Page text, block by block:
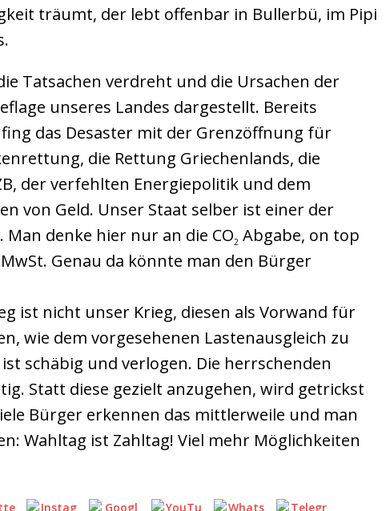
träumt, der lebt offenbar in Bullerbü, im Pipi
Tatsachen verdreht und die Ursachen der
unseres Landes dargestellt. Bereits
das Desaster mit der Grenzöffnung für
die Rettung Griechenlands, die
der verfehlten Energiepolitik und dem
von Geld. Unser Staat selber ist einer der
denke hier nur an die CO2 Abgabe, on top
Genau da könnte man den Bürger
ist nicht unser Krieg, diesen als Vorwand für
wie dem vorgesehenen Lastenausgleich zu
schäbig und verlogen. Die herrschenden
Statt diese gezielt anzugehen, wird getrickst
Bürger erkennen das mittlerweile und man
Wahltag ist Zahltag! Viel mehr Möglichkeiten